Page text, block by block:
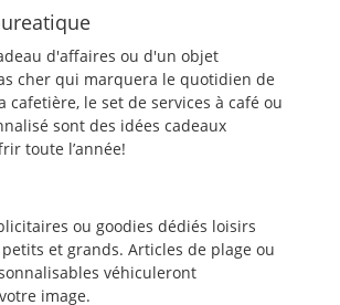
d'affaires ou d'un objet
cher qui marquera le quotidien de
cafetière, le set de services à café ou
sont des idées cadeaux
toute l’année!
ou goodies dédiés loisirs
et grands. Articles de plage ou
véhiculeront
image.